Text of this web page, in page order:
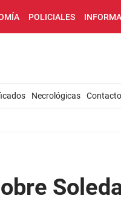
POLICIALES
Necrológicas Contacto